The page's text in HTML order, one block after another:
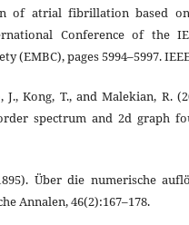
of atrial fibrillation based
Conference of the
(EMBC), pages 5994–5997.
J., Kong, T., and Malekian, R.
spectrum and 2d graph
Über die numerische
Annalen, 46(2):167–178.